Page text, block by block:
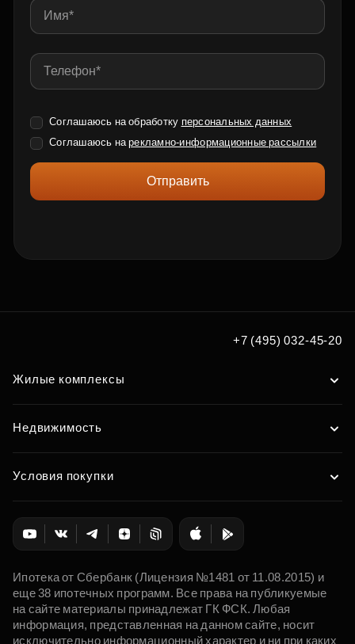
Соглашаюсь на обработку персональных данных
Соглашаюсь нарекламно-информационные рассылки
Отправить
+7 (495) 032-45-20
Жилые комплексы
Недвижимость
Условия покупки
Ипотека от Сбербанк (Лицензия №1481 от 11.08.2015) и
еще 38 ипотечных программ. Все права на публикуемые
на сайте материалы принадлежат ГК ФСК. Любая
информация, представленная на данном сайте, носит
исключительно информационный характер и ни при каких